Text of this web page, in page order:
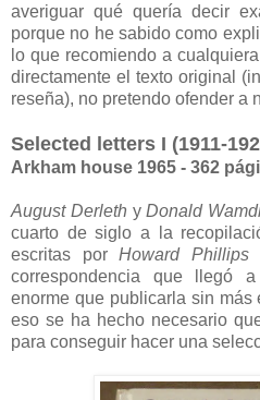
averiguar qué quería decir
porque no he sabido como
lo que recomiendo a
directamente el texto original
reseña), no pretendo ofender a
Selected letters I (1911-
Arkham house 1965 - 362
August Derleth yDonald
cuarto de siglo a la
escritas porHoward Phillips
correspondencia que llegó
enorme que publicarla sin más
eso se ha hecho necesario
para conseguir hacer una